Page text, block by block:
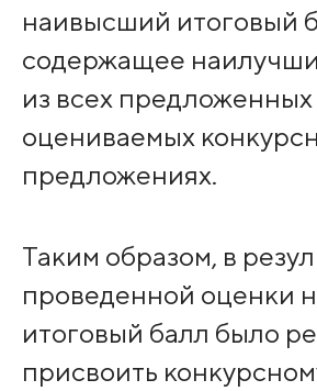
наивысший итоговый
содержащее
из всех предложенных
оцениваемых
предложениях.
Таким образом, в
проведенной оценки
итоговый балл было
присвоить